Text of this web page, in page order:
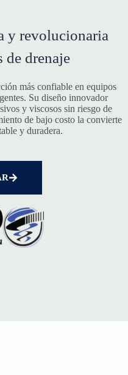
y revolucionaria
de drenaje
más confiable en equipos
Su diseño innovador
y viscosos sin riesgo de
de bajo costo la convierte
y duradera.